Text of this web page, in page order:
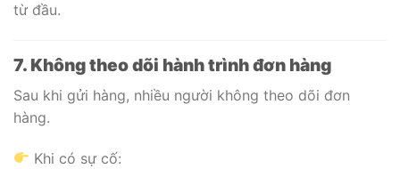
từ đầu.
7. Không theo dõi hành trình đơn hàng
Sau khi gửi hàng, nhiều người không theo dõi đơn
hàng.
Khi có sự cố: